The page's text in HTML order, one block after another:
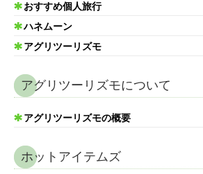
おすすめ個人旅行
ハネムーン
アグリツーリズモ
アグリツーリズモについて
アグリツーリズモの概要
ホットアイテムズ